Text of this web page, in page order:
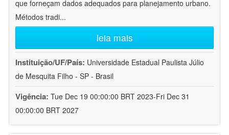
que forneçam dados adequados para planejamento urbano.
Métodos tradi...
leia mais
Instituição/UF/País: Universidade Estadual Paulista Júlio
de Mesquita Filho - SP - Brasil
Vigência: Tue Dec 19 00:00:00 BRT 2023-Fri Dec 31
00:00:00 BRT 2027